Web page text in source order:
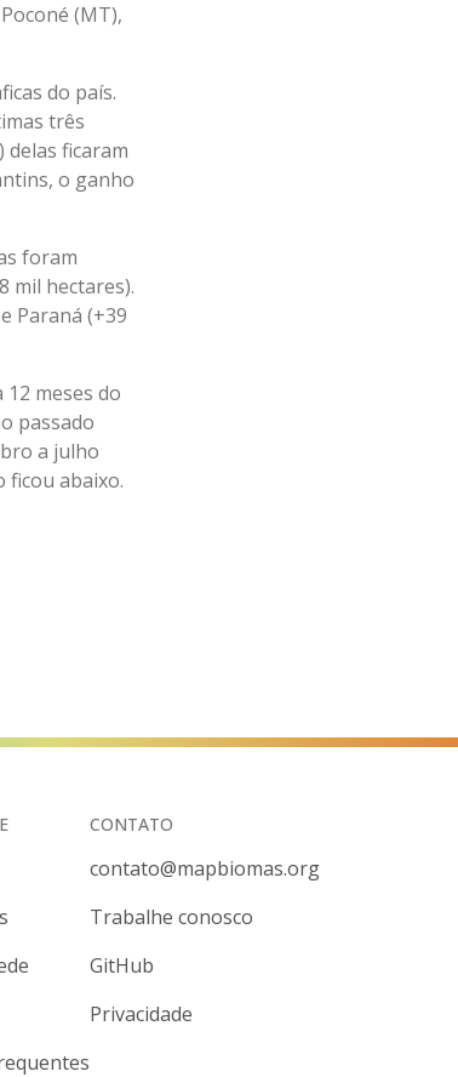
(MT),
do país.
três
delas ficaram
o ganho
foram
mil hectares).
Paraná (+39
meses do
passado
a julho
ficou abaixo.
CONTATO
contato@mapbiomas.org
Trabalhe conosco
GitHub
Privacidade